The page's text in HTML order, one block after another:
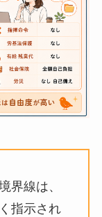
界線は、
指示され